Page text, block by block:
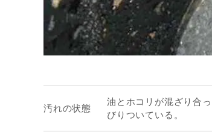
汚れの状態
油とホコリが混ざり合
びりついている。